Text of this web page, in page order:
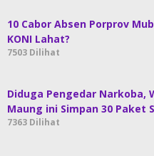
10 Cabor Absen Porprov
KONI Lahat?
7503 Dilihat
Diduga Pengedar Narkoba,
Maung ini Simpan 30 Paket
7363 Dilihat